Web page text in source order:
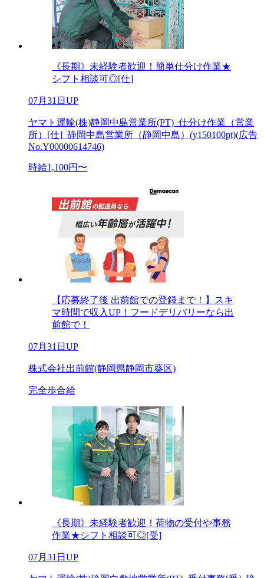
《長期》未経験者歓迎！簡単仕分け作業★
シフト相談可◎[仕]
07月31日UP
ヤマト運輸(株)静岡中島営業所(PT)_仕分け作業（営業
所）[仕]_静岡中島営業所（静岡中島）(y150100pt)(広告
No.Y00000614746)
時給1,100円〜
【応募終了後 出前館での登録まで！】スキ
マ時間で収入UP！フードデリバリーなら出
前館で！
07月31日UP
株式会社出前館(静岡県静岡市葵区)
完全歩合給
《長期》未経験者歓迎！荷物の受付や事務
作業★シフト相談可◎[受]
07月31日UP